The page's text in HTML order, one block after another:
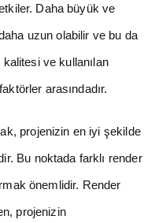
Daha büyük ve
uzun olabilir ve bu da
kalitesi ve kullanılan
arasındadır.
projenizin en iyi şekilde
Bu noktada farklı render
önemlidir. Render
projenizin